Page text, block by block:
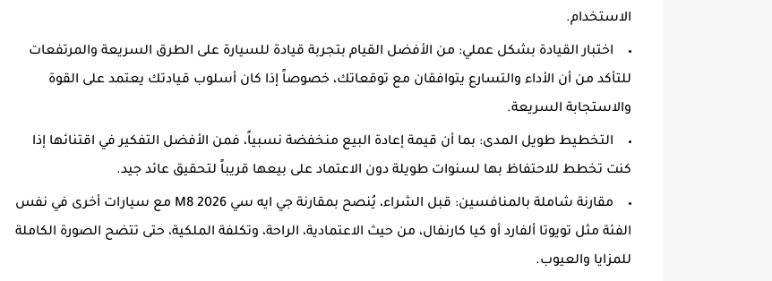
الاستخدام.
اختبار القيادة بشكل عملي: من الأفضل القيام بتجربة قيادة للسيارة على الطرق السريعة والمرتفعات
للتأكد من أن الأداء والتسارع يتوافقان مع توقعاتك، خصوصاً إذا كان أسلوب قيادتك يعتمد على القوة
والاستجابة السريعة.
التخطيط طويل المدى: بما أن قيمة إعادة البيع منخفضة نسبياً، فمن الأفضل التفكير في اقتنائها إذا
كنت تخطط للاحتفاظ بها لسنوات طويلة دون الاعتماد على بيعها قريباً لتحقيق عائد جيد.
مقارنة شاملة بالمنافسين: قبل الشراء، يُنصح بمقارنة جي ايه سي M8 2026 مع سيارات أخرى في نفس
الفئة مثل تويوتا ألفارد أو كيا كارنفال، من حيث الاعتمادية، الراحة، وتكلفة الملكية، حتى تتضح الصورة الكاملة
للمزايا والعيوب.